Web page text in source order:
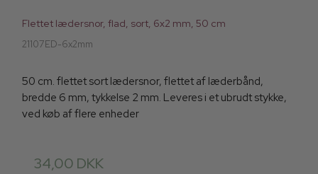
Flettet lædersnor, flad, sort, 6x2 mm, 50 cm
21107ED-6x2mm
50 cm. flettet sort lædersnor, flettet af læderbånd,
bredde 6 mm, tykkelse 2 mm. Leveres i et ubrudt stykke,
ved køb af flere enheder
34,00 DKK